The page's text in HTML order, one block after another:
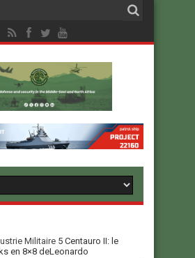
Militaire 5 Centauro II: le
en 8×8 deLeonardo